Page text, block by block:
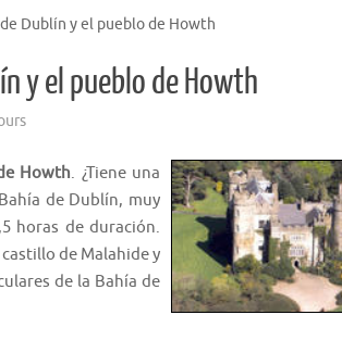
Dublín y el pueblo de Howth
y el pueblo de Howth
Howth. ¿Tiene una
de Dublín, muy
horas de duración.
de Malahide y
de la Bahía de